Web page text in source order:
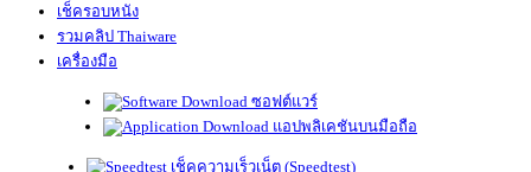
เช็ครอบหนัง
รวมคลิป Thaiware
เครื่องมือ
ซอฟต์แวร์
แอปพลิเคชันบนมือถือ
เช็คความเร็วเน็ต (Speedtest)